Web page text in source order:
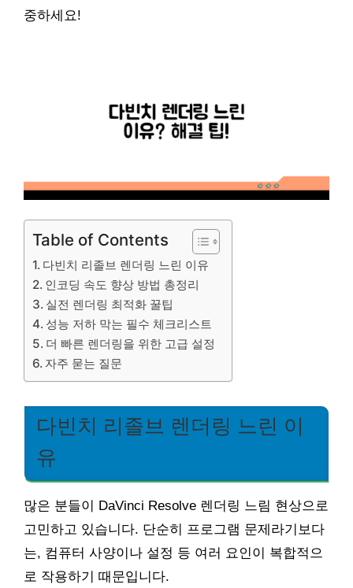
중하세요!
Table of Contents
다빈치 리졸브 렌더링 느린 이유
인코딩 속도 향상 방법 총정리
실전 렌더링 최적화 꿀팁
성능 저하 막는 필수 체크리스트
더 빠른 렌더링을 위한 고급 설정
자주 묻는 질문
다빈치 리졸브 렌더링 느린 이
유
많은 분들이 DaVinci Resolve 렌더링 느림 현상으로
고민하고 있습니다. 단순히 프로그램 문제라기보다
는, 컴퓨터 사양이나 설정 등 여러 요인이 복합적으
로 작용하기 때문입니다.